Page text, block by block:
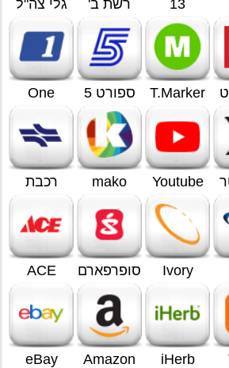
13 רשת ב' גלי צה"ל
T.Marker ספורט 5 One
Youtube
mako רכבת
Ivory סופרפארם ACE
iHerb
Amazon
eBay